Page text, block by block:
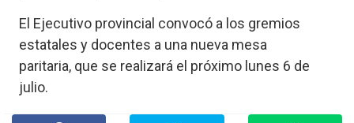
Información
General
Locales
El Ejecutivo provincial convocó a los gremios
estatales y docentes a una nueva mesa
paritaria, que se realizará el próximo lunes 6 de
julio.